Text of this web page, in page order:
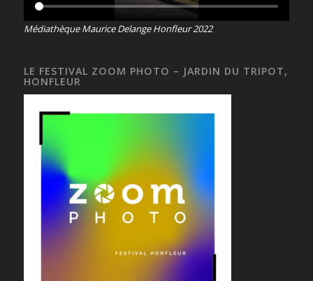
Médiathèque Maurice Delange Honfleur 2022
LE FESTIVAL ZOOM PHOTO – JARDIN DU TRIPOT,
HONFLEUR